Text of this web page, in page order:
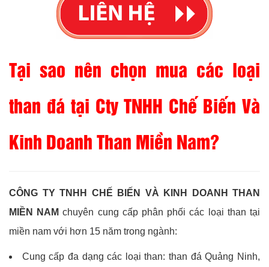
Tại sao nên chọn mua các loại
than đá tại Cty TNHH Chế Biến Và
Kinh Doanh Than Miền Nam?
CÔNG TY TNHH CHẾ BIẾN VÀ KINH DOANH THAN
MIỀN NAMchuyên cung cấp phân phối các loại than tại
miền nam với hơn 15 năm trong ngành:
Cung cấp đa dạng các loại than: than đá Quảng Ninh,